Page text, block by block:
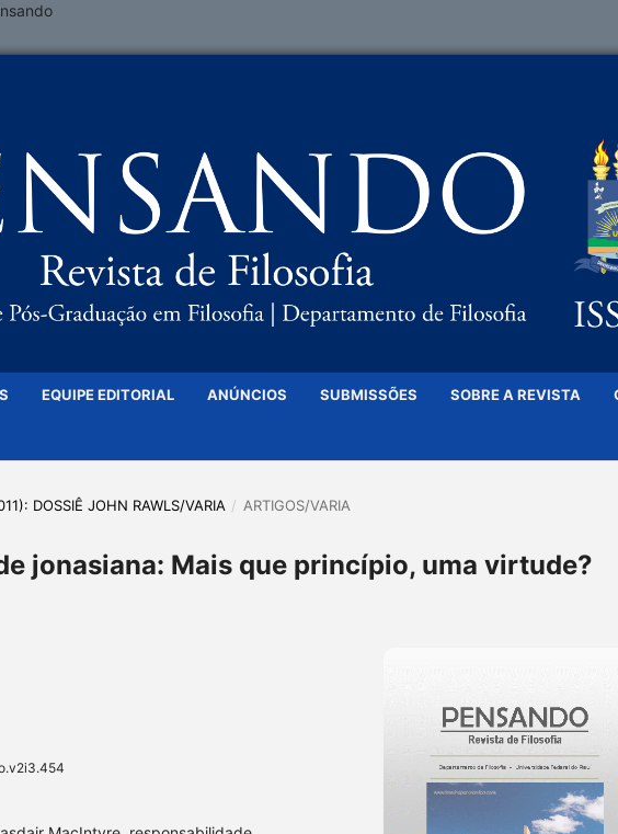
EQUIPE EDITORIAL ANÚNCIOS SUBMISSÕES SOBRE A REVISTA
DOSSIÊ JOHN RAWLS/VARIA / ARTIGOS/VARIA
jonasiana: Mais que princípio, uma virtude?